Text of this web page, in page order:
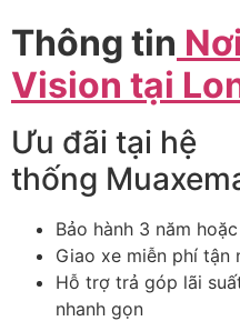
Thông tin
Vision tại
Ưu đãi tại hệ
thống
Bảo hành 3 năm
Giao xe miễn phí tận
Hỗ trợ trả góp lãi
nhanh gọn